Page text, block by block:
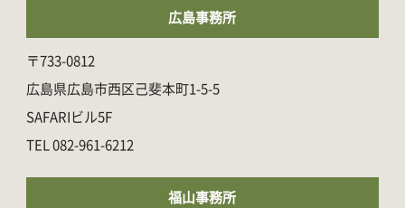
広島事務所
〒733-0812
広島県広島市西区己斐本町1-5-5
SAFARIビル5F
082-961-6212
福山事務所